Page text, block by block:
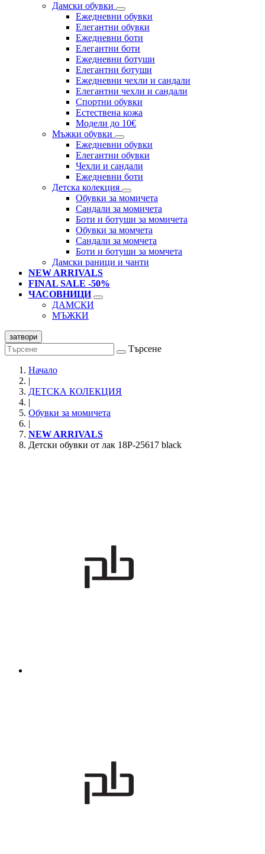
Дамски обувки
Eжедневни обувки
Eлегантни обувки
Eжедневни боти
Eлегантни боти
Eжедневни ботуши
Eлегантни ботуши
Ежедневни чехли и сандали
Елегантни чехли и сандали
Спортни обувки
Естествена кожа
Модели до 10€
Мъжки обувки
Ежедневни обувки
Елегантни обувки
Чехли и сандали
Ежедневни боти
Детска колекция
Обувки за момичета
Сандали за момичета
Боти и ботуши за момичета
Обувки за момчета
Сандали за момчета
Боти и ботуши за момчета
Дамски раници и чанти
NEW ARRIVALS
FINAL SALE -50%
ЧАСОВНИЦИ
ДАМСКИ
МЪЖКИ
затвори
Търсене
Начало
|
ДЕТСКА КОЛЕКЦИЯ
|
Обувки за момичета
|
NEW ARRIVALS
Детски обувки от лак 18P-25617 black